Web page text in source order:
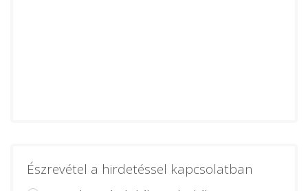
Észrevétel a hirdetéssel kapcsolatban